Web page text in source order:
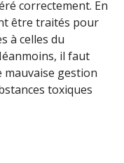
correctement. En
être traités pour
à celles du
il faut
mauvaise gestion
toxiques